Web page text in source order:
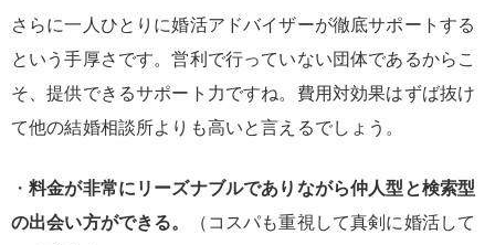
さらに一人ひとりに婚活アドバイザーが徹底サポートする
という手厚さです。営利で行っていない団体であるからこ
そ、提供できるサポート力ですね。費用対効果はずば抜け
て他の結婚相談所よりも高いと言えるでしょう。
・料金が非常にリーズナブルでありながら仲人型と検索型
の出会い方ができる。
（コスパも重視して真剣に婚活して